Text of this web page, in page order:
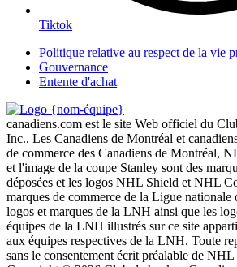
Tiktok
Politique relative au respect de la vie
Gouvernance
Entente d'achat
canadiens.com est le site Web officiel du
Inc.. Les Canadiens de Montréal et
de commerce des Canadiens de Montréal,
et l'image de la coupe Stanley sont des
déposées et les logos NHL Shield et NHL
marques de commerce de la Ligue nationale
logos et marques de la LNH ainsi que les
équipes de la LNH illustrés sur ce site
aux équipes respectives de la LNH. Toute
sans le consentement écrit préalable de NHL